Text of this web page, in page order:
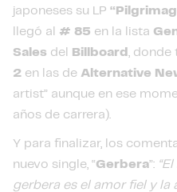
japoneses su LP
llegó al # 85 en la lista
Sales del Billboard , donde
2 en las de Alternative
artist” aunque en ese
años de carrera).
Y para finalizar, los
nuevo single, “Gerbera”:
gerbera es el amor fiel y la